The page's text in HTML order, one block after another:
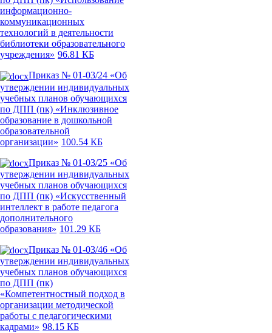
информационно-
коммуникационных
технологий в деятельности
библиотеки образовательного
учреждения» 96.81 КБ
Приказ № 01-03/24 «Об
утверждении индивидуальных
учебных планов обучающихся
по ДПП (пк) «Инклюзивное
образование в дошкольной
образовательной
организации» 100.54 КБ
Приказ № 01-03/25 «Об
утверждении индивидуальных
учебных планов обучающихся
по ДПП (пк) «Искусственный
интеллект в работе педагога
дополнительного
образования» 101.29 КБ
Приказ № 01-03/46 «Об
утверждении индивидуальных
учебных планов обучающихся
по ДПП (пк)
«Компетентностный подход в
организации методической
работы с педагогическими
кадрами» 98.15 КБ